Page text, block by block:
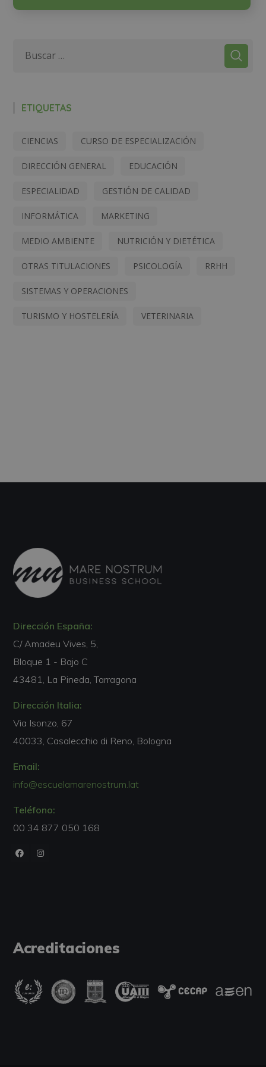
ETIQUETAS
CIENCIAS CURSO DE ESPECIALIZACIÓN
DIRECCIÓN GENERAL EDUCACIÓN
ESPECIALIDAD GESTIÓN DE CALIDAD
INFORMÁTICA MARKETING
MEDIO AMBIENTE NUTRICIÓN Y DIETÉTICA
OTRAS TITULACIONES PSICOLOGÍA RRHH
SISTEMAS Y OPERACIONES
TURISMO Y HOSTELERÍA VETERINARIA
Dirección España:
C/ Amadeu Vives, 5,
Bloque 1 - Bajo C
43481, La Pineda, Tarragona
Dirección Italia:
Via Isonzo, 67
40033, Casalecchio di Reno, Bologna
Email:
info@escuelamarenostrum.lat
Teléfono:
00 34 877 050 168
Acreditaciones